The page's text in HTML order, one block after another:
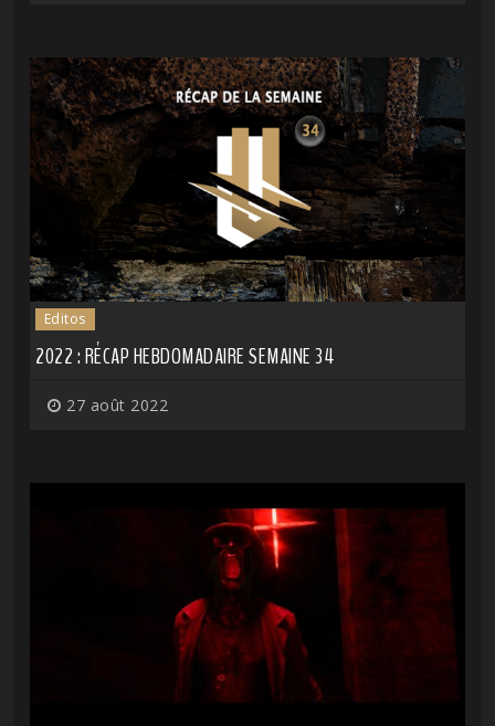
Editos
2022 : RÉCAP HEBDOMADAIRE SEMAINE 34
27 août 2022